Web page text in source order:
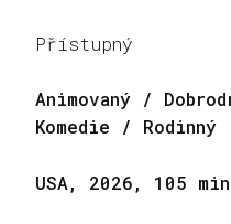
Přístupný
Animovaný /
Komedie / Rodinný
USA, 2026, 105 min